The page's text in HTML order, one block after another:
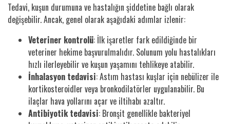
Tedavi, kuşun durumuna ve hastalığın şiddetine bağlı olarak
değişebilir. Ancak, genel olarak aşağıdaki adımlar izlenir:
Veteriner kontrolü: İlk işaretler fark edildiğinde bir
veteriner hekime başvurulmalıdır. Solunum yolu hastalıkları
hızlı ilerleyebilir ve kuşun yaşamını tehlikeye atabilir.
İnhalasyon tedavisi: Astım hastası kuşlar için nebülizer ile
kortikosteroidler veya bronkodilatörler uygulanabilir. Bu
ilaçlar hava yollarını açar ve iltihabı azaltır.
Antibiyotik tedavisi: Bronşit genellikle bakteriyel